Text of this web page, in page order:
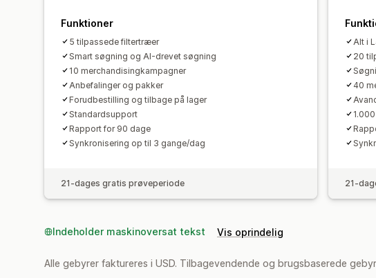
Funktioner
5 tilpassede filtertræer
Smart søgning og AI-drevet søgning
10 merchandisingkampagner
Anbefalinger og pakker
Forudbestilling og tilbage på lager
Standardsupport
Rapport for 90 dage
Synkronisering op til 3 gange/dag
21-dages gratis prøveperiode
Alt i
20
40
21-
Indeholder maskinoversat tekst Vis oprindelig
Alle gebyrer faktureres i USD. Tilbagevendende og brugsbaserede